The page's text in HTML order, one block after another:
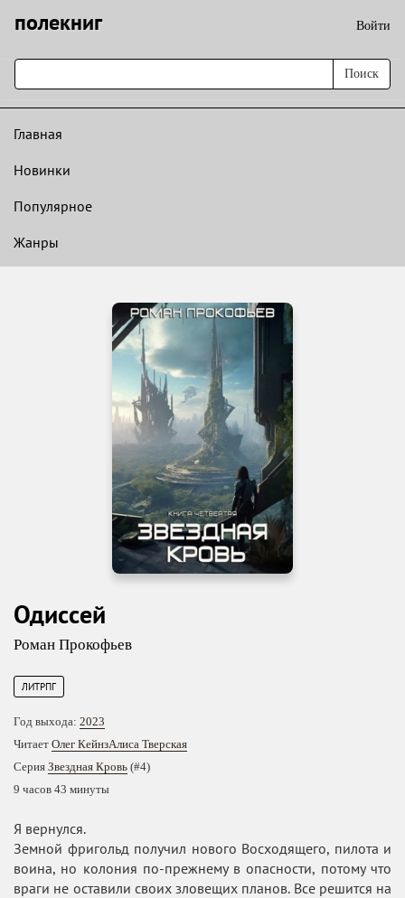
полекниг Войти
Поиск
Главная
Новинки
Популярное
Жанры
Одиссей
Роман Прокофьев
ЛИТРПГ
Год выхода: 2023
Читает Олег КейнзАлиса Тверская
Серия Звездная Кровь (#4)
9 часов 43 минуты
Я вернулся.
Земной фригольд получил нового Восходящего, пилота и
воина, но колония по-прежнему в опасности, потому что
враги не оставили своих зловещих планов. Все решится на